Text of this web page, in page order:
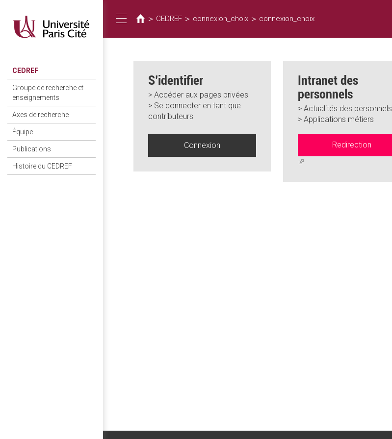
contenu
principal
CEDREF
Groupe de recherche et
enseignements
Axes de recherche
Équipe
Publications
Histoire du CEDREF
Toggle
navigation
êtes
ici
> CEDREF > connexion_choix > connexion_choix
S’identifier
> Accéder aux pages privées
> Se connecter en tant que
contributeurs
Connexion
Intranet des
personnels
> Actualités des personnels
> Applications métiers
Redirection
(link
external)